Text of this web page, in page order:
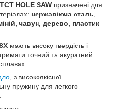
HOLE SAW призначені для
нержавіюча сталь,
чавун, дерево, пластик
мають високу твердість і
точний та акуратний
, з високоякісної
пружину для легкого